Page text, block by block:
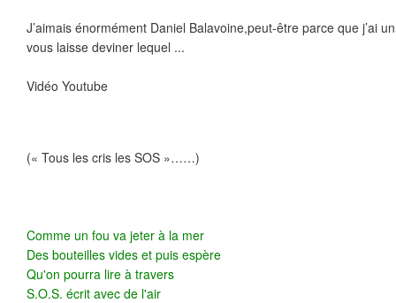
J’aimais énormément Daniel Balavoine,peut-être parce que j’ai
vous laisse deviner lequel ...
Vidéo Youtube
(« Tous les cris les SOS »……)
Comme un fou va jeter à la mer
Des bouteilles vides et puis espère
Qu'on pourra lire à travers
S.O.S. écrit avec de l'air